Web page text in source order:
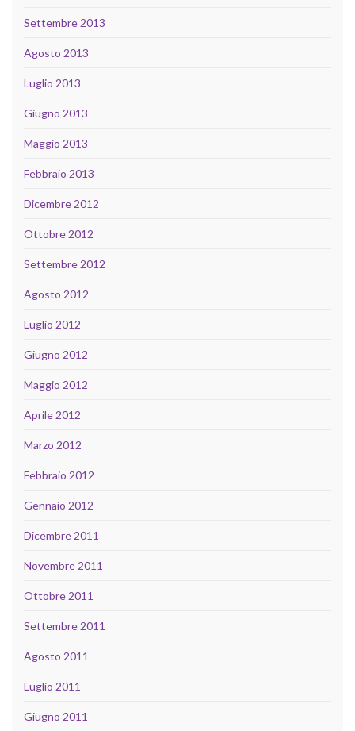
Settembre 2013
Agosto 2013
Luglio 2013
Giugno 2013
Maggio 2013
Febbraio 2013
Dicembre 2012
Ottobre 2012
Settembre 2012
Agosto 2012
Luglio 2012
Giugno 2012
Maggio 2012
Aprile 2012
Marzo 2012
Febbraio 2012
Gennaio 2012
Dicembre 2011
Novembre 2011
Ottobre 2011
Settembre 2011
Agosto 2011
Luglio 2011
Giugno 2011